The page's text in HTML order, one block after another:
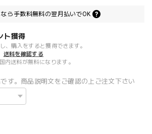
なら 手数料無料の翌月払いでOK
ト獲得
し、購入をすると獲得できます。
送料を確認する
内送料が無料になります。
す。商品説明文をご確認の上ご注文下さい